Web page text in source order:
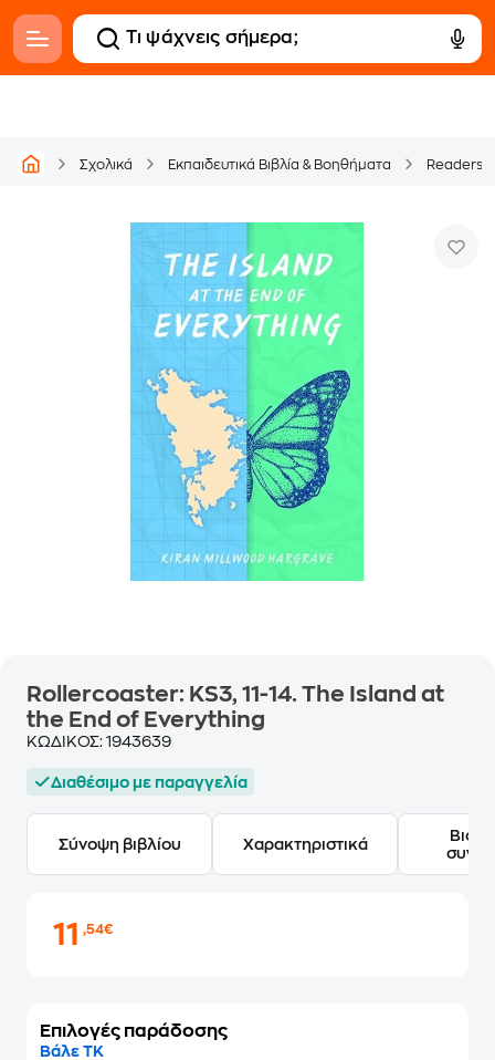
Σχολικά Εκπαιδευτικά Βιβλία & Βοηθήματα Readers
Rollercoaster: KS3, 11-14. The Island at
the End of Everything
ΚΩΔΙΚΟΣ: 1943639
Διαθέσιμο με παραγγελία
Σύνοψη βιβλίου Χαρακτηριστικά
11,54€
Επιλογές παράδοσης
Βάλε ΤΚ